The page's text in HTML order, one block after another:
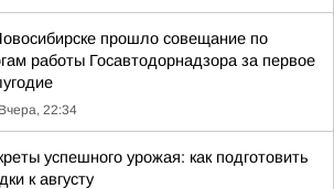
прошло совещание по
работы Госавтодорнадзора за первое
Вчера, 22:34
успешного урожая: как подготовить
к августу